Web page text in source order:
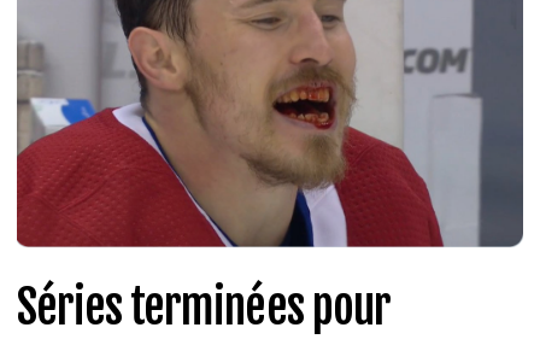
Séries terminées pour